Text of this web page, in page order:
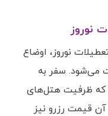
نوروز
نوروز، اوضاع
می‌شود. سفر به
که ظرفیت هتل‌های
قیمت رزرو نیز